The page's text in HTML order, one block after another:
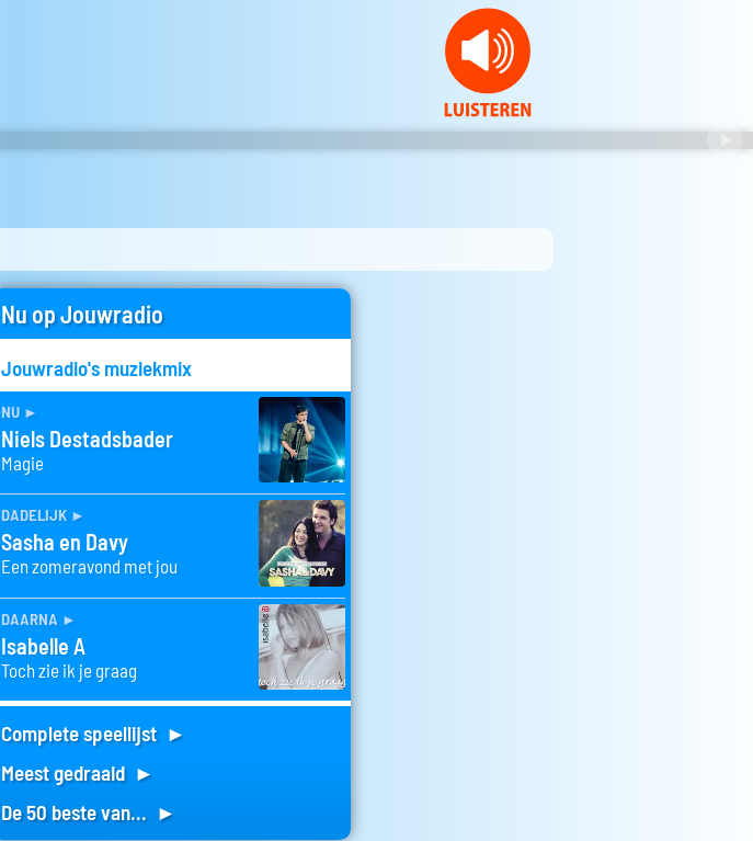
Nu op Jouwradio
Jouwradio's muziekmix
nu ►
Niels Destadsbader
Magie
dadelijk ►
Sasha en Davy
Een zomeravond met jou
daarna ►
Isabelle A
Toch zie ik je graag
Complete speellijst ►
Meest gedraaid ►
De 50 beste van... ►